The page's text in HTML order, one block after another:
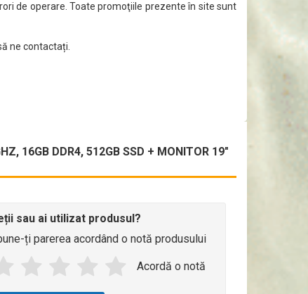
de operare. Toate promoţiile prezente în site sunt
ne contactați.
16GB DDR4, 512GB SSD + MONITOR 19"
sau ai utilizat produsul?
ți parerea acordând o notă produsului
Acordă o notă